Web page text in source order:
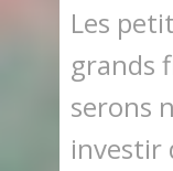
Les
grands
serons
investir